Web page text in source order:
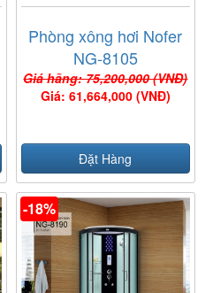
Phòng xông hơi Nofer
NG-8105
Giá hãng: 75,200,000 (VNĐ)
Giá: 61,664,000 (VNĐ)
Đặt Hàng
-18%